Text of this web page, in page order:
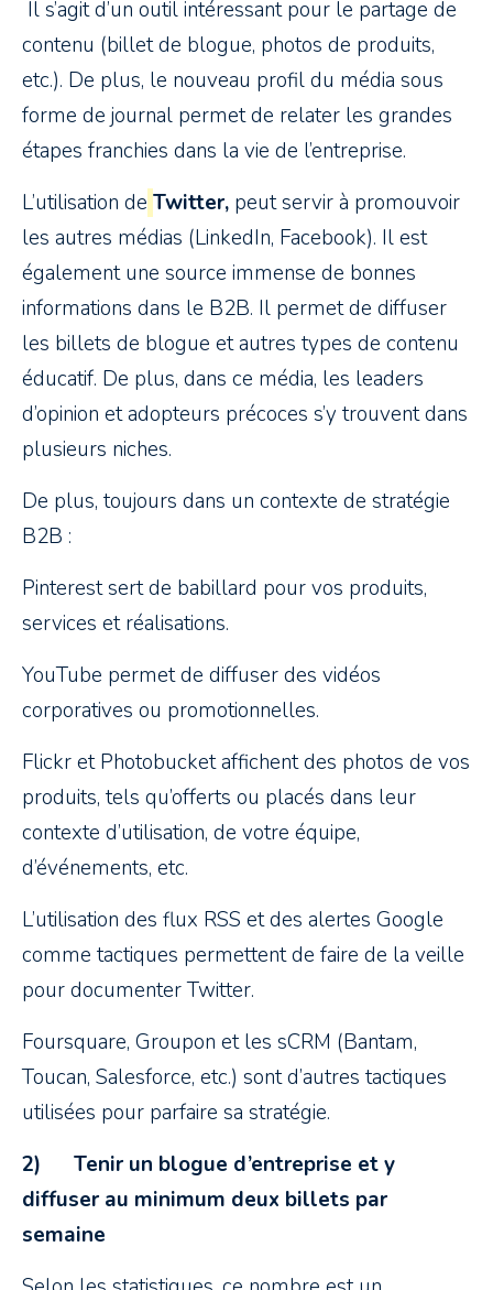
Il s’agit d’un outil intéressant pour le partage de
contenu (billet de blogue, photos de produits,
etc.). De plus, le nouveau profil du média sous
forme de journal permet de relater les grandes
étapes franchies dans la vie de l’entreprise.
L’utilisation de Twitter, peut servir à promouvoir
les autres médias (LinkedIn, Facebook). Il est
également une source immense de bonnes
informations dans le B2B. Il permet de diffuser
les billets de blogue et autres types de contenu
éducatif. De plus, dans ce média, les leaders
d’opinion et adopteurs précoces s’y trouvent dans
plusieurs niches.
De plus, toujours dans un contexte de stratégie
B2B :
Pinterest sert de babillard pour vos produits,
services et réalisations.
YouTube permet de diffuser des vidéos
corporatives ou promotionnelles.
Flickr et Photobucket affichent des photos de vos
produits, tels qu’offerts ou placés dans leur
contexte d’utilisation, de votre équipe,
d’événements, etc.
L’utilisation des flux RSS et des alertes Google
comme tactiques permettent de faire de la veille
pour documenter Twitter.
Foursquare, Groupon et les sCRM (Bantam,
Toucan, Salesforce, etc.) sont d’autres tactiques
utilisées pour parfaire sa stratégie.
2) Tenir un blogue d’entreprise et y
diffuser au minimum deux billets par
semaine